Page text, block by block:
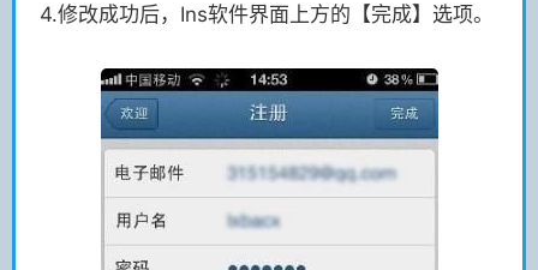
4.修改成功后，Ins软件界面上方的【完成】选项。